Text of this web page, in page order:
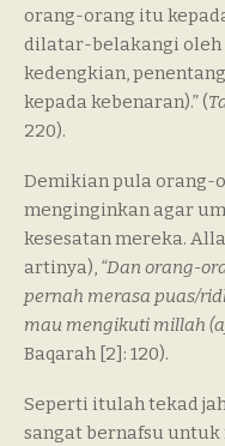
orang-orang itu
dilatar-belakangi oleh
kedengkian,
kepada kebenaran).” (
220).
Demikian pula orang-
menginginkan agar
kesesatan mereka.
artinya), “Dan orang-
pernah merasa puas/
mau mengikuti millah
Baqarah [2]: 120).
Seperti itulah tekad
sangat bernafsu untuk